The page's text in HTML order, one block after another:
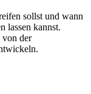
sollst und wann
lassen kannst.
von der